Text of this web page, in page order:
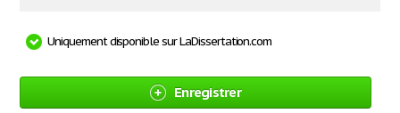
Uniquement disponible sur LaDissertation.com
Enregistrer